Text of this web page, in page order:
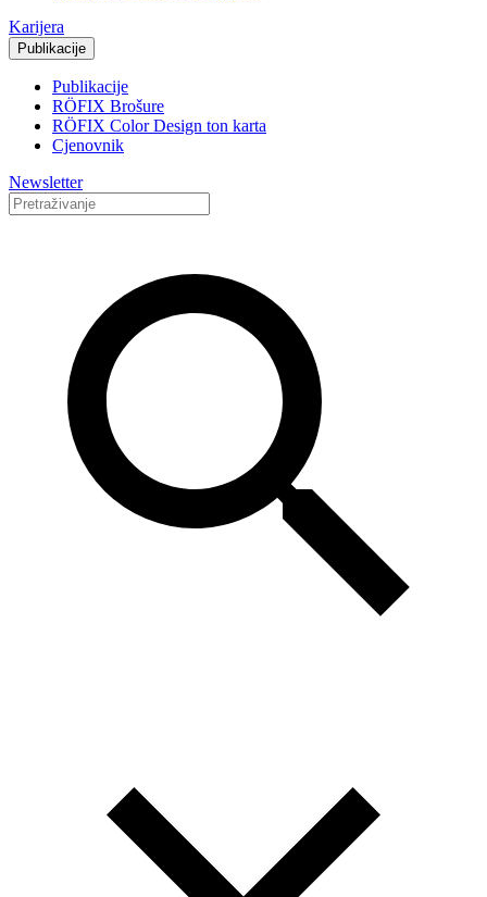
Karijera
Publikacije
Publikacije
RÖFIX Brošure
RÖFIX Color Design ton karta
Cjenovnik
Newsletter